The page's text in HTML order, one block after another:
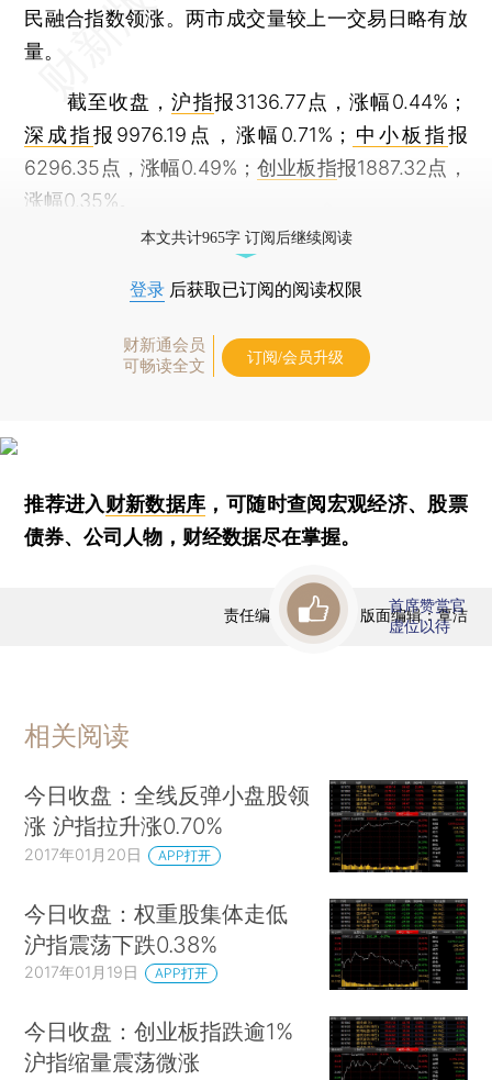
民融合指数领涨。两市成交量较上一交易日略有放
量。
截至收盘，沪指报3136.77点，涨幅0.44%；
深成指报9976.19点，涨幅0.71%； 中小板指报
6296.35点，涨幅0.49%； 创业板指报1887.32点，
涨幅0.35%。
本文共计965字 订阅后继续阅读
登录 后获取已订阅的阅读权限
财新通会员
可畅读全文
订阅/会员升级
推荐进入财新数据库 ，可随时查阅宏观经济、股票
债券、公司人物，财经数据尽在掌握。
责任编辑：曹文姣 | 版面编辑：覃洁
首席赞赏官
虚位以待
相关阅读
今日收盘：全线反弹小盘股领
涨 沪指拉升涨0.70%
2017年01月20日 APP打开
今日收盘：权重股集体走低
沪指震荡下跌0.38%
2017年01月19日 APP打开
今日收盘：创业板指跌逾1%
沪指缩量震荡微涨